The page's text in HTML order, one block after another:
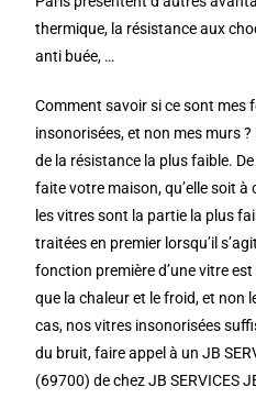
thermique, la résistance aux
anti buée, …
Comment savoir si ce sont mes
insonorisées, et non mes murs
de la résistance la plus faible.
faite votre maison, qu’elle soit
les vitres sont la partie la plus
traitées en premier lorsqu’il
fonction première d’une vitre
que la chaleur et le froid, et non
cas, nos vitres insonorisées
du bruit, faire appel à un JB
(69700) de chez JB SERVICES